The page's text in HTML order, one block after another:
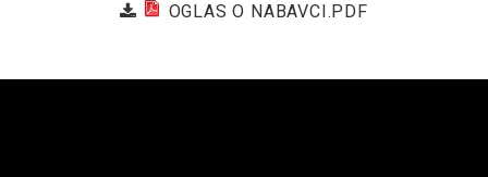
OGLAS O NABAVCI.PDF